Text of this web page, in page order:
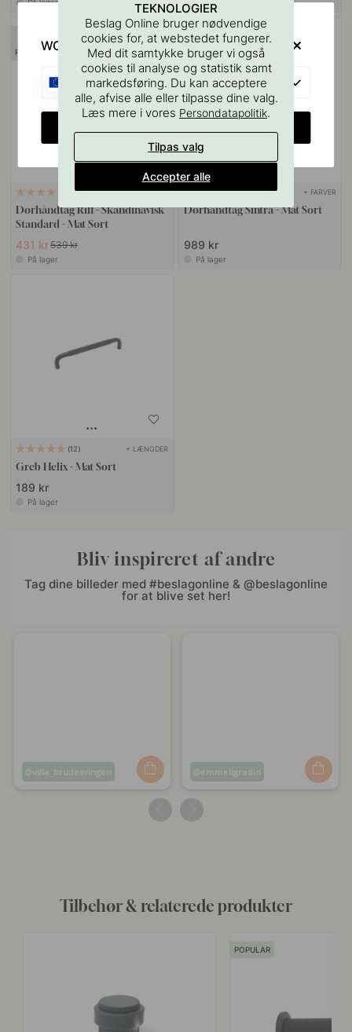
På lager På lager
POPULAR
56
Dørhåndtag Riff - Skandinavisk
Standard - Mat Sort
431 kr539 kr
På lager
2 + FARVER
Dørhåndtag Sintra - Mat Sort
989 kr
På lager
12 + LÆNGDER
Greb Helix - Mat Sort
189 kr
På lager
Bliv inspireret af andre
Tag dine billeder med #beslagonline & @beslagonline
for at blive set her!
Opslag
villa_brudesvingen
Opslag
emmeligradin
Tilbehør & relaterede produkter
POPULAR
TEKNOLOGIER
Beslag Online bruger nødvendige
cookies for, at webstedet fungerer.
Med dit samtykke bruger vi også
cookies til analyse og statistik samt
markedsføring. Du kan acceptere
alle, afvise alle eller tilpasse dine valg.
Læs mere i vores Persondatapolitik.
Tilpas valg
Accepter alle
WOULD YOU RATHER VISIT?
EU